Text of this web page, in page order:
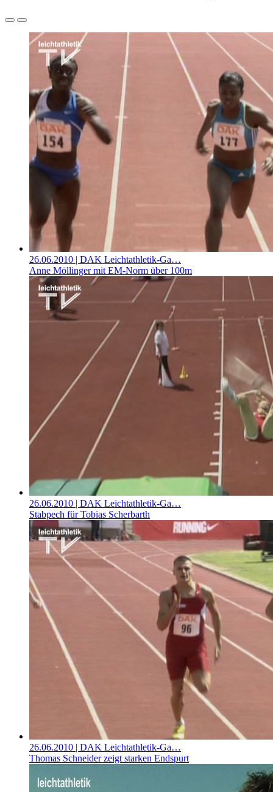
26.06.2010 | DAK Leichtathletik-Ga…
Anne Möllinger mit EM-Norm über 100m
26.06.2010 | DAK Leichtathletik-Ga…
Stabpech für Tobias Scherbarth
26.06.2010 | DAK Leichtathletik-Ga…
Thomas Schneider zeigt starken Endspurt